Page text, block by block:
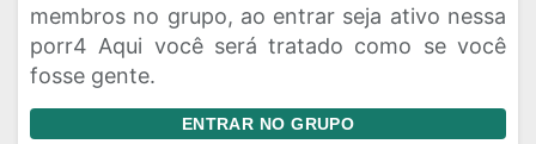
membros no grupo, ao entrar seja ativo nessa
porr4 Aqui você será tratado como se você
fosse gente.
ENTRAR NO GRUPO